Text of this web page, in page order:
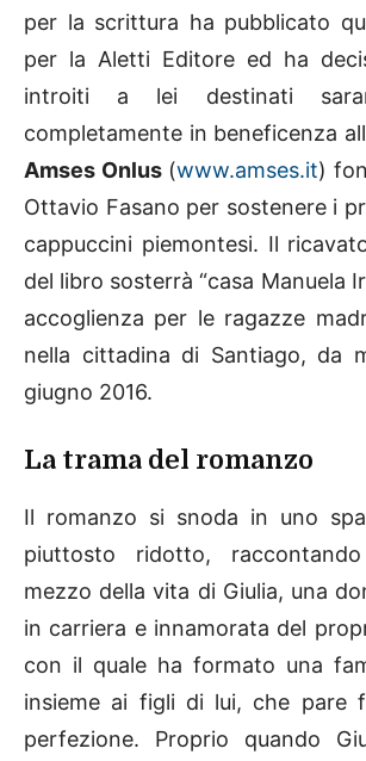
per la scrittura ha pubblicato
per la Aletti Editore ed ha
introiti a lei destinati
completamente in beneficenza
Amses Onlus(www.amses.it)
Ottavio Fasano per sostenere i
cappuccini piemontesi. Il
del libro sosterrà “casa Manuela
accoglienza per le ragazze
nella cittadina di Santiago, da
giugno 2016.
La trama del romanzo
Il romanzo si snoda in uno
piuttosto ridotto,
mezzo della vita di Giulia, una
in carriera e innamorata del
con il quale ha formato una
insieme ai figli di lui, che pare
perfezione. Proprio quando